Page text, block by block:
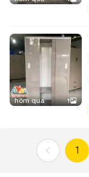
hôm qua 1
1